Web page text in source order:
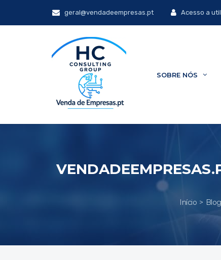
geral@vendadeempresas.pt Acesso a
SOBRE NÓS
Início Blog